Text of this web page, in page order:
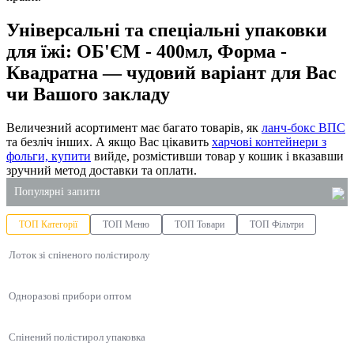
Універсальні та спеціальні упаковки
для їжі: ОБ'ЄМ - 400мл, Форма -
Квадратна — чудовий варіант для Вас
чи Вашого закладу
Величезний асортимент має багато товарів, як ланч-бокс ВПС
та безліч інших. А якщо Вас цікавить харчові контейнери з
фольги, купити вийде, розмістивши товар у кошик і вказавши
зручний метод доставки та оплати.
Популярні запити
купити миючий засіб для посуду 5 літрів
замовити одноразові стакани
контейнер алюмінієвий одноразовий
соусники одноразові купити
ТОП Категорії ТОП Меню ТОП Товари ТОП Фільтри
Лоток зі спіненого полістиролу
Одноразові прибори оптом
Спінений полістирол упаковка